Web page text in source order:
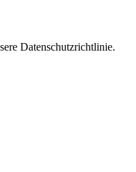
Datenschutzrichtlinie.